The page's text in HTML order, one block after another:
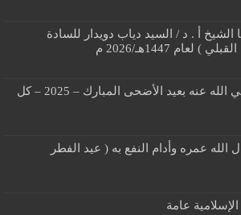
أ . د / السيد دياب دويدار للسادة
1447هـ/2026 م
معايدة سيدنا الشيخ رضي الله عنه بعيد الأضحى المبارك – 2025 – كل
الله عمره وأدام النفع به ( عيد الفطر
عامة